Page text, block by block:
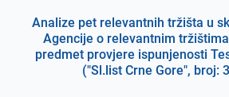
Analize pet relevantnih tržišta u
Agencije o relevantnim
predmet provjere ispunjenosti
("Sl.list Crne Gore", broj: